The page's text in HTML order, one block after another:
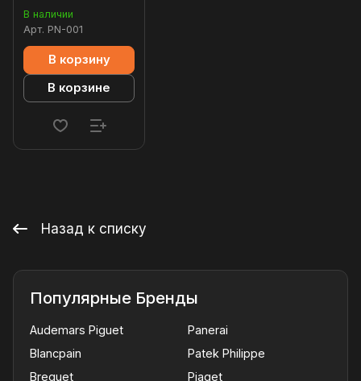
В наличии
Арт. PN-001
В корзину
В корзине
Назад к списку
Популярные Бренды
Audemars Piguet
Blancpain
Breguet
Panerai
Patek Philippe
Piaget